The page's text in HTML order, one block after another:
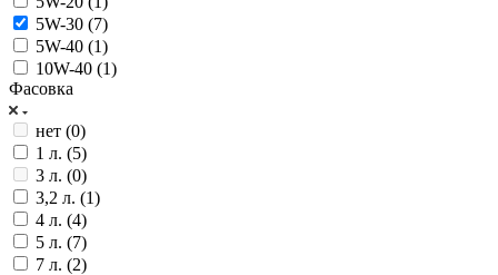
5W-30 (7)
5W-40 (1)
10W-40 (1)
Фасовка
нет (0)
1 л. (5)
3 л. (0)
3,2 л. (1)
4 л. (4)
5 л. (7)
7 л. (2)